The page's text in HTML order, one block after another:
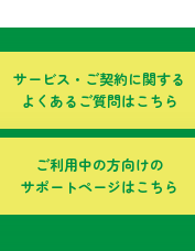
サービス・ご契約に関する
よくあるご質問はこちら
ご利用中の方向けの
サポートページはこちら